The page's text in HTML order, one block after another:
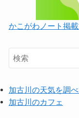
かこがわノート掲
加古川の天気を調
加古川のカフェ